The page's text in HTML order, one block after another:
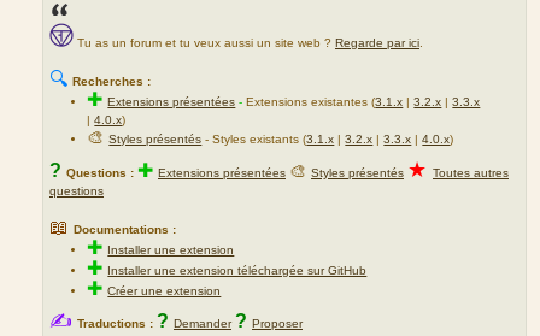
Tu as un forum et tu veux aussi un site web ? Regarde par ici.
🔍 Recherches :
✚Extensions présentées -Extensions existantes (3.1.x |3.2.x |3.3.x
|4.0.x)
🎨Styles présentés - Styles existants (3.1.x |3.2.x |3.3.x |4.0.x)
? Questions : ✚ Extensions présentées 🎨 Styles présentés ★ Toutes autres
questions
📖 Documentations :
✚ Installer une extension
✚ Installer une extension téléchargée sur GitHub
✚Créer une extension
✍ Traductions : ? Demander ? Proposer